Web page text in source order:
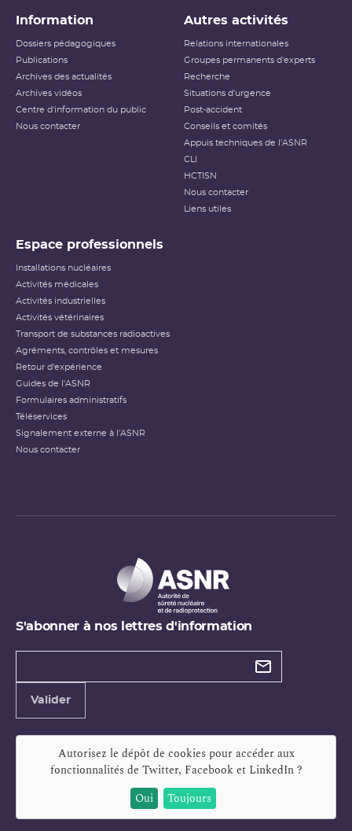
Information
Dossiers pédagogiques
Publications
Archives des actualités
Archives vidéos
Centre d'information du public
Nous contacter
Autres activités
Relations internationales
Groupes permanents d'experts
Recherche
Situations d'urgence
Post-accident
Conseils et comités
Appuis techniques de l'ASNR
CLI
HCTISN
Nous contacter
Liens utiles
Espace professionnels
Installations nucléaires
Activités médicales
Activités industrielles
Activités vétérinaires
Transport de substances radioactives
Agréments, contrôles et mesures
Retour d'expérience
Guides de l'ASNR
Formulaires administratifs
Téléservices
Signalement externe à l'ASNR
Nous contacter
S'abonner à nos lettres d'information
Types de
Valider
Autorisez le dépôt de cookies pour accéder aux
fonctionnalités de Twitter, Facebook et LinkedIn?
Oui
Toujours